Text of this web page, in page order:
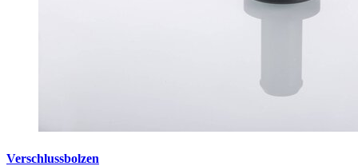
Verschlussbolzen